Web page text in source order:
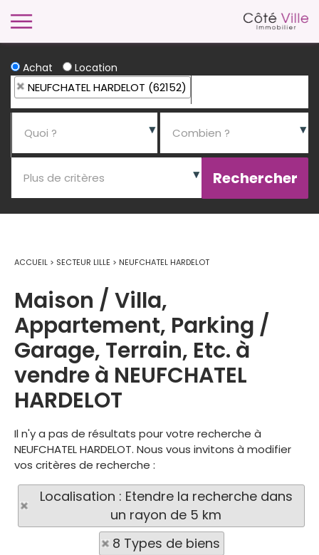
Achat Location
NEUFCHATEL HARDELOT (62152)
ACCUEIL > SECTEUR LILLE > NEUFCHATEL HARDELOT
Maison / Villa,
Appartement, Parking /
Garage, Terrain, Etc. à
vendre à NEUFCHATEL
HARDELOT
Il n'y a pas de résultats pour votre recherche à
NEUFCHATEL HARDELOT. Nous vous invitons à modifier
vos critères de recherche :
Localisation : Etendre la recherche dans
un rayon de 5 km
8 Types de biens